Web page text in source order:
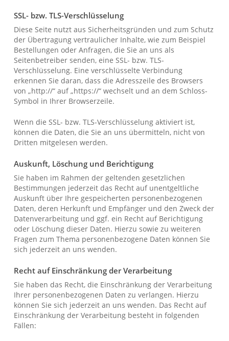
SSL- bzw. TLS-Verschlüsselung
Diese Seite nutzt aus Sicherheitsgründen und zum Schutz
der Übertragung vertraulicher Inhalte, wie zum Beispiel
Bestellungen oder Anfragen, die Sie an uns als
Seitenbetreiber senden, eine SSL- bzw. TLS-
Verschlüsselung. Eine verschlüsselte Verbindung
erkennen Sie daran, dass die Adresszeile des Browsers
von „http://“ auf „https://“ wechselt und an dem Schloss-
Symbol in Ihrer Browserzeile.
Wenn die SSL- bzw. TLS-Verschlüsselung aktiviert ist,
können die Daten, die Sie an uns übermitteln, nicht von
Dritten mitgelesen werden.
Auskunft, Löschung und Berichtigung
Sie haben im Rahmen der geltenden gesetzlichen
Bestimmungen jederzeit das Recht auf unentgeltliche
Auskunft über Ihre gespeicherten personenbezogenen
Daten, deren Herkunft und Empfänger und den Zweck der
Datenverarbeitung und ggf. ein Recht auf Berichtigung
oder Löschung dieser Daten. Hierzu sowie zu weiteren
Fragen zum Thema personenbezogene Daten können Sie
sich jederzeit an uns wenden.
Recht auf Einschränkung der Verarbeitung
Sie haben das Recht, die Einschränkung der Verarbeitung
Ihrer personenbezogenen Daten zu verlangen. Hierzu
können Sie sich jederzeit an uns wenden. Das Recht auf
Einschränkung der Verarbeitung besteht in folgenden
Fällen: